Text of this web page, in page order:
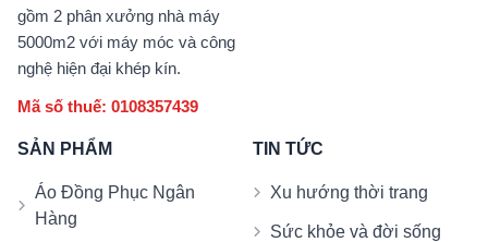
gồm 2 phân xưởng nhà máy
5000m2 với máy móc và công
nghệ hiện đại khép kín.
Mã số thuế: 0108357439
SẢN PHẨM
Áo Đồng Phục Ngân
Hàng
TIN TỨC
Xu hướng thời trang
Sức khỏe và đời sống